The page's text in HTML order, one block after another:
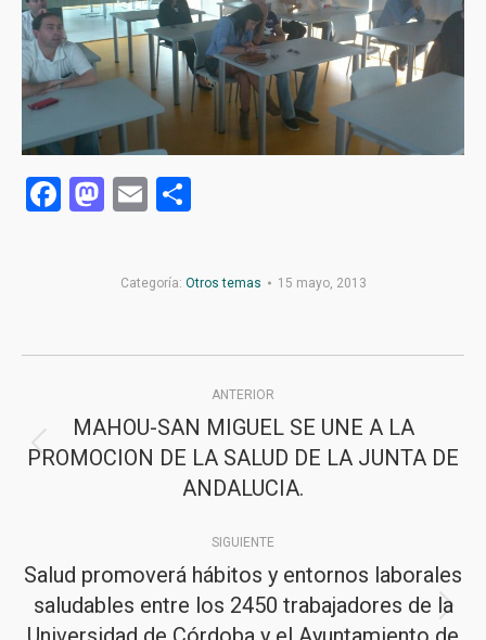
Facebook
Mastodon
Email
Categoría: Otros temas 15 mayo, 2013
entre
publicaciones
ANTERIOR
Publicación
anterior:
MAHOU-SAN MIGUEL SE UNE A LA
PROMOCION DE LA SALUD DE LA JUNTA DE
ANDALUCIA.
SIGUIENTE
Publicación
Salud promoverá hábitos y entornos laborales
saludables entre los 2450 trabajadores de la